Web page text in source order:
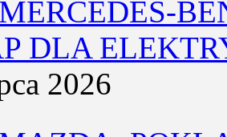
MERCEDES-
DLA
2026